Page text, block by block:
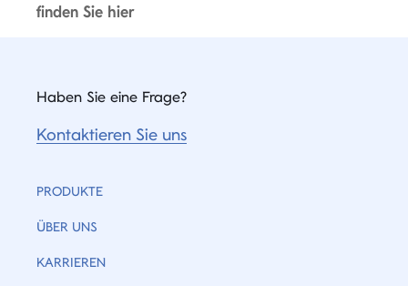
finden Sie hier
Haben Sie eine Frage?
Kontaktieren Sie uns
PRODUKTE
ÜBER UNS
KARRIEREN